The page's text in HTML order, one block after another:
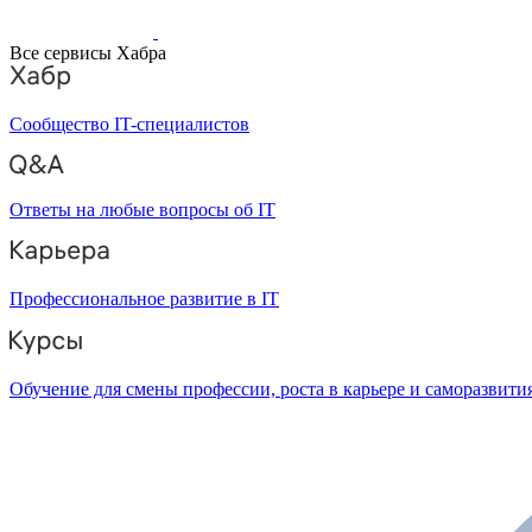
Все сервисы Хабра
Сообщество IT-специалистов
Ответы на любые вопросы об IT
Профессиональное развитие в IT
Обучение для смены профессии, роста в карьере и